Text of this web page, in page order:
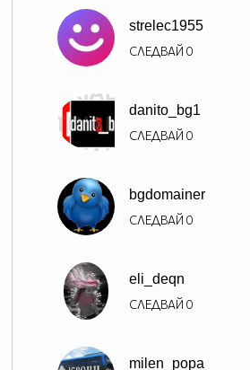
strelec1955
СЛЕДВАЙ 0
danito_bg1
СЛЕДВАЙ 0
bgdomainer
СЛЕДВАЙ 0
eli_deqn
СЛЕДВАЙ 0
milen_popa